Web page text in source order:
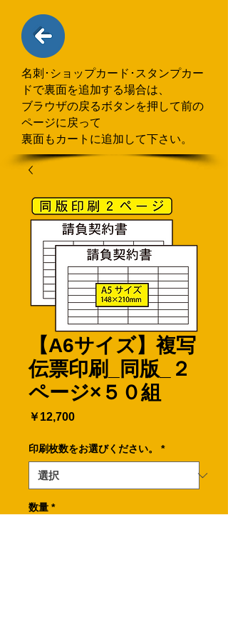
名刺･ショップカード･スタンプカー
ドで​裏面を追加する場合は、
ブラウザの戻るボタンを押して前の
ページに戻って
裏面もカートに追加して下さい。
【A6サイズ】複写
伝票印刷_同版_２
ページ×５０組
￥12,700価
印刷枚数をお選びください。 *
数量 *